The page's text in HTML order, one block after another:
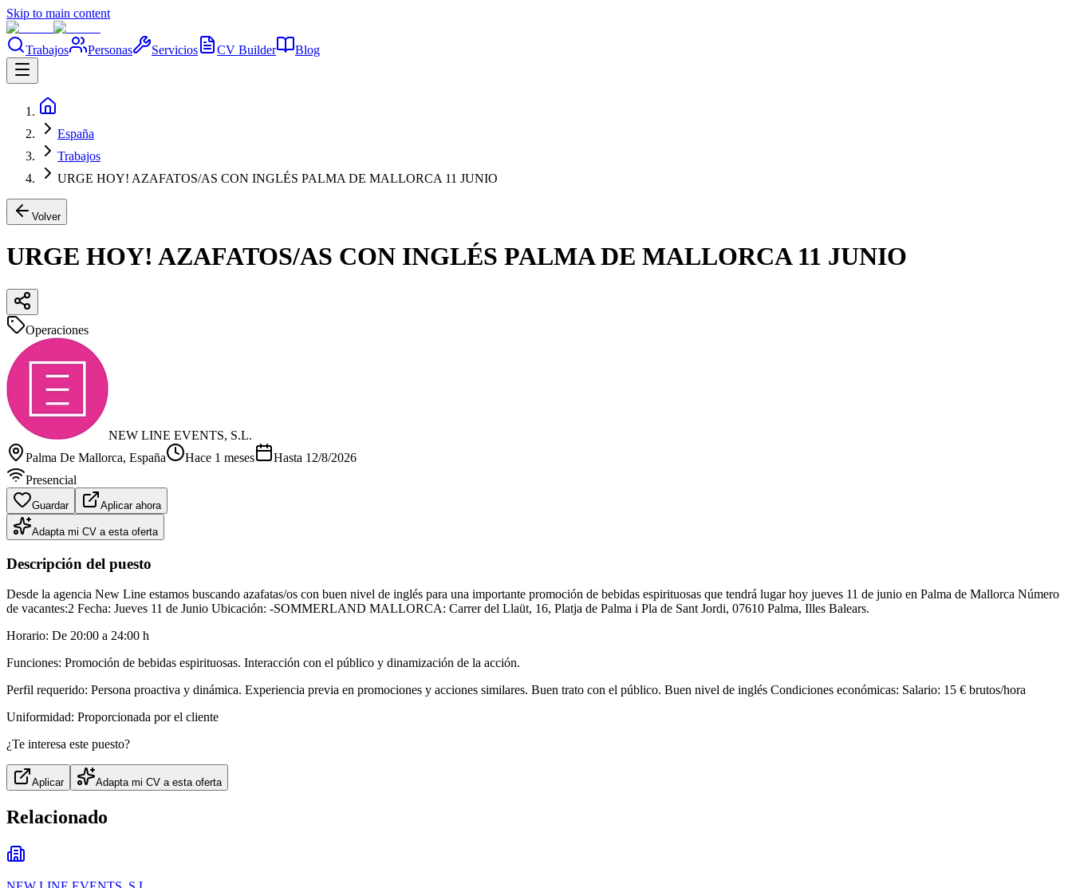
Skip to main content
Trabajos Personas Servicios CV Builder Blog
España
Trabajos
URGE HOY! AZAFATOS/AS CON INGLÉS PALMA DE MALLORCA 11 JUNIO
Volver
URGE HOY! AZAFATOS/AS CON INGLÉS PALMA DE MALLORCA 11 JUNIO
Operaciones
NEW LINE EVENTS, S.L.
Palma De Mallorca, España Hace 1 meses Hasta 12/8/2026
Presencial
Guardar Aplicar ahora
Adapta mi CV a esta oferta
Descripción del puesto
Desde la agencia New Line estamos buscando azafatas/os con buen nivel de inglés para una importante promoción de bebidas espirituosas que tendrá lugar hoy jueves 11 de junio en Palma de Mallorca Número
de vacantes:2 Fecha: Jueves 11 de Junio Ubicación: -SOMMERLAND MALLORCA: Carrer del Llaüt, 16, Platja de Palma i Pla de Sant Jordi, 07610 Palma, Illes Balears.
Horario: De 20:00 a 24:00 h
Funciones: Promoción de bebidas espirituosas. Interacción con el público y dinamización de la acción.
Perfil requerido: Persona proactiva y dinámica. Experiencia previa en promociones y acciones similares. Buen trato con el público. Buen nivel de inglés Condiciones económicas: Salario: 15 € brutos/hora
Uniformidad: Proporcionada por el cliente
¿Te interesa este puesto?
Aplicar Adapta mi CV a esta oferta
Relacionado